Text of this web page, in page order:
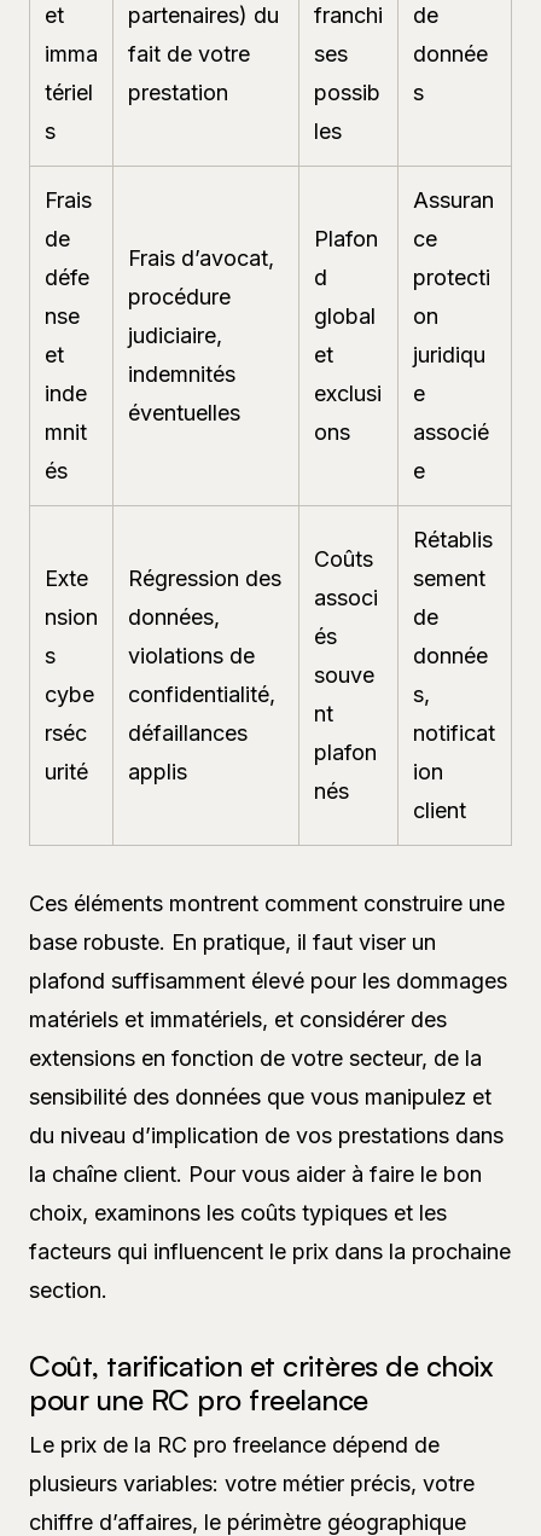
et
imma
tériel
s
partenaires) du
fait de votre
prestation
franchi
ses
possib
les
de
donnée
s
Frais
de
défe
nse
et
inde
mnit
és
Frais d’avocat,
procédure
judiciaire,
indemnités
éventuelles
Plafon
d
global
et
exclusi
ons
Assuran
ce
protecti
on
juridiqu
e
associé
e
Exte
nsion
s
cybe
rséc
urité
Régression des
données,
violations de
confidentialité,
défaillances
applis
Coûts
associ
és
souve
nt
plafon
nés
Rétablis
sement
de
donnée
s,
notificat
ion
client
Ces éléments montrent comment construire une
base robuste. En pratique, il faut viser un
plafond suffisamment élevé pour les dommages
matériels et immatériels, et considérer des
extensions en fonction de votre secteur, de la
sensibilité des données que vous manipulez et
du niveau d’implication de vos prestations dans
la chaîne client. Pour vous aider à faire le bon
choix, examinons les coûts typiques et les
facteurs qui influencent le prix dans la prochaine
section.
Coût, tarification et critères de choix
pour une RC pro freelance
Le prix de la RC pro freelance dépend de
plusieurs variables: votre métier précis, votre
chiffre d’affaires, le périmètre géographique